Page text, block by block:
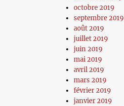
octobre 2019
septembre 2019
août 2019
juillet 2019
juin 2019
mai 2019
avril 2019
mars 2019
février 2019
janvier 2019